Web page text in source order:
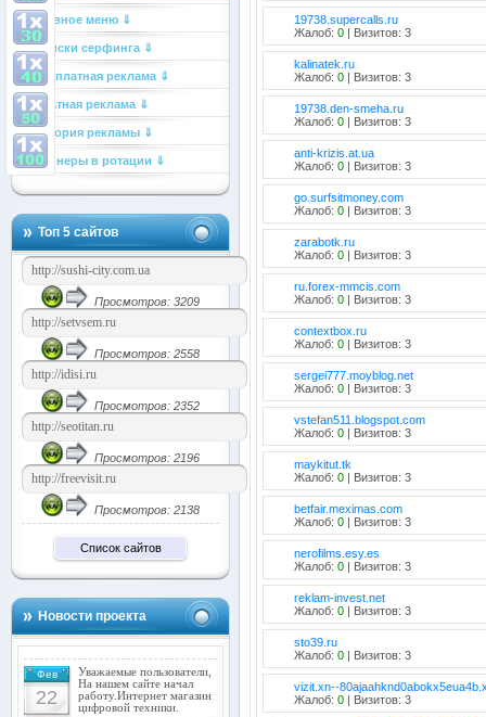
Главное меню ⇓
Списки серфинга ⇓
Бесплатная реклама ⇓
Платная реклама ⇓
История рекламы ⇓
Баннеры в ротации ⇓
Топ 5 сайтов
Просмотров: 3209
Просмотров: 2558
Просмотров: 2352
Просмотров: 2196
Просмотров: 2138
Список сайтов
Новости проекта
Фев
22
Уважаемые пользователи,
На нашем сайте начал
работу.Интернет магазин
цифровой техники.
19738.supercalls.ru
Жалоб: 0 | Визитов: 3
kalinatek.ru
Жалоб: 0 | Визитов: 3
19738.den-smeha.ru
Жалоб: 0 | Визитов: 3
anti-krizis.at.ua
Жалоб: 0 | Визитов: 3
go.surfsitmoney.com
Жалоб: 0 | Визитов: 3
zarabotk.ru
Жалоб: 0 | Визитов: 3
ru.forex-mmcis.com
Жалоб: 0 | Визитов: 3
contextbox.ru
Жалоб: 0 | Визитов: 3
sergei777.moyblog.net
Жалоб: 0 | Визитов: 3
vstefan511.blogspot.com
Жалоб: 0 | Визитов: 3
maykitut.tk
Жалоб: 0 | Визитов: 3
betfair.meximas.com
Жалоб: 0 | Визитов: 3
nerofilms.esy.es
Жалоб: 0 | Визитов: 3
reklam-invest.net
Жалоб: 0 | Визитов: 3
sto39.ru
Жалоб: 0 | Визитов: 3
vizit.xn--
Жалоб: 0 | Визитов: 3